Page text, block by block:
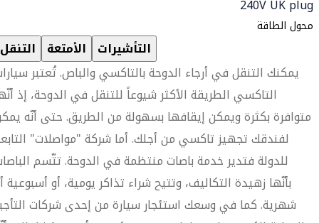
240V UK plug
محول الطاقة
التنقل الأمتعة التأشيرات
يمكنك التنقل في أرجاء الدوحة بالتاكسي والباص. تُعتبر
التاكسي الطريقة الأكثر شيوعاً للتنقل في الدوحة، إذ
متوافرة بكثرة ويمكن إيقافها بسهولة من الطريق. حتى أنّه
لفندقك تجهيز تاكسي من أجلك. أما شركة "مواصلات"
للدولة فتدير خدمة باصات منتظمة في الدوحة. تتّسم
بأنّها زهيدة التكاليف، وتتيح شراء تذاكر يومية، أو أسبوعية
شهرية. كما في وسعك استئجار سيارة من إحدى شركات